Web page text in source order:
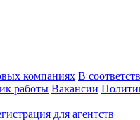
компаниях В
работы Вакансии
для агентств